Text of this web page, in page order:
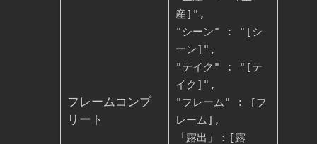
フレームコンプ
リート
産]",
"シーン" : "[シ
ーン]",
"テイク" : "[テ
イク]",
"フレーム" : [フ
レーム],
「露出」：[露